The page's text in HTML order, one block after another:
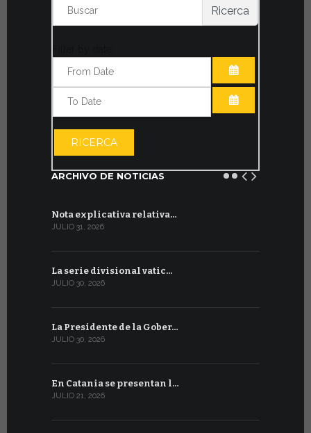
Ricerca
ABRIR EL
RICERCA
ARCHIVO DE NOTICIAS
Nota explicativa relativa…
JULIO 31, 2026
La serie divisional vatic…
JULIO 30, 2026
La Presidente de la Gober…
JULIO 30, 2026
En Catania se presentan l…
JULIO 21, 2026